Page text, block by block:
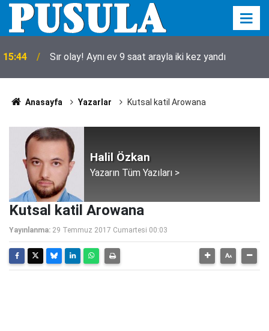
15:44 Sır olay! Aynı ev 9 saat arayla iki kez yandı
Anasayfa Yazarlar Kutsal katil Arowana
Halil Özkan
Yazarın Tüm Yazıları >
Kutsal katil Arowana
Yayınlanma: 29 Temmuz 2017 Cumartesi 00:03